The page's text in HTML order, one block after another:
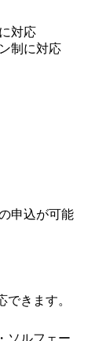
きます。
ソルフェー